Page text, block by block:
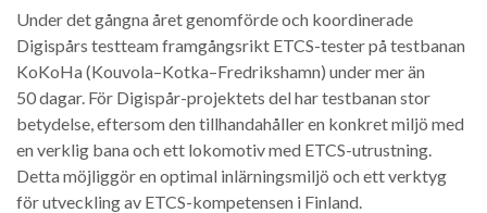
Under det gångna året genomförde och koordinerade
Digispårs testteam framgångsrikt ETCS-tester på testbanan
KoKoHa (Kouvola–Kotka–Fredrikshamn) under mer än
50 dagar. För Digispår-projektets del har testbanan stor
betydelse, eftersom den tillhandahåller en konkret miljö med
en verklig bana och ett lokomotiv med ETCS-utrustning.
Detta möjliggör en optimal inlärningsmiljö och ett verktyg
för utveckling av ETCS-kompetensen i Finland.